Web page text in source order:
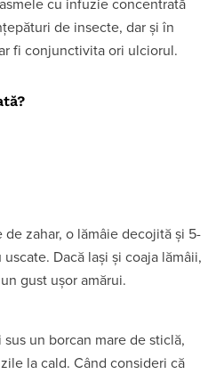
cu infuzie concentrată
de insecte, dar şi în
fi conjunctivita ori ulciorul.
zahar, o lămâie decojită şi 5-
Dacă laşi şi coaja lămâii,
gust uşor amărui.
un borcan mare de sticlă,
la cald. Când consideri că